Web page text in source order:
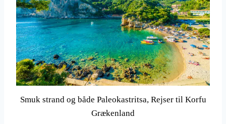
Smuk strand og både Paleokastritsa, Rejser til Korfu
Grækenland